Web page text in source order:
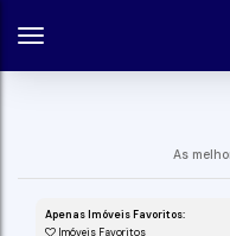
Apenas Imóveis Favoritos:
Imóveis Favoritos